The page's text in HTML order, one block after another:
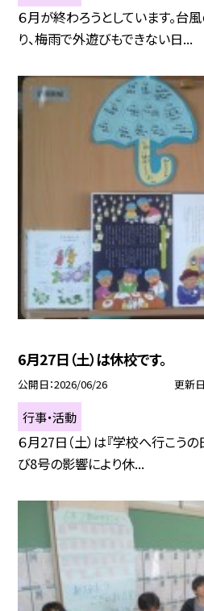
６月が終わろうとしています。台
り、梅雨で外遊びもできない日...
6月27日（土）は休校です。
公開日 2026/06/26 更新日
行事・活動
６月27日（土）は『学校へ行こう
び8号の影響により休...